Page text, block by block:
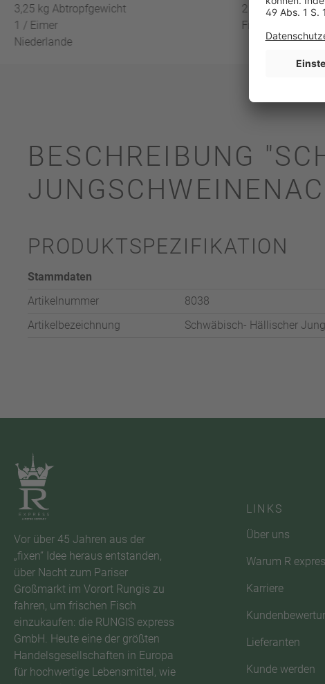
3,25 kg Abtropfgewicht
1 / Eimer
Niederlande
2 Stück je 180-
Frankreich
BESCHREIBUNG
PRODUKTSPEZIFIKATION
Stammdaten
Artikelnummer
8038
Artikelbezeichnung
Schwäbisch- Hällischer
Vor über 45 Jahren aus der
„fixen“ Idee heraus entstanden,
über Nacht zum Pariser
Großmarkt im Vorort Rungis zu
fahren, um frischen Fisch
einzukaufen: die RUNGIS express
GmbH. Heute eine der größten
Handelsgesellschaften in Europa
für hochwertige Lebensmittel, wie
LINKS
Über uns
Warum R
Karriere
Lieferanten
Kunde werden